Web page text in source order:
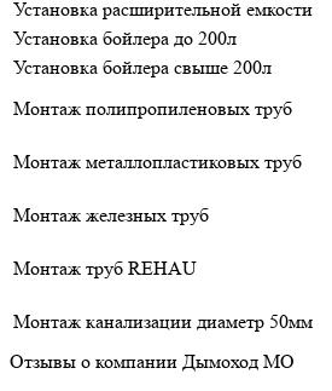
Установка расширительной емкости
Установка бойлера до 200л
Установка бойлера свыше 200л
Монтаж полипропиленовых труб
Монтаж металлопластиковых труб
Монтаж железных труб
Монтаж труб REHAU
Монтаж канализации диаметр 50мм
Отзывы о компании Дымоход МО